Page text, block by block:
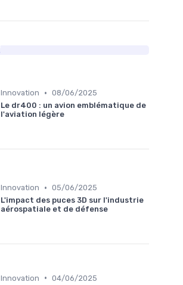
Innovation • 08/06/2025
Le dr400 : un avion emblématique de
l'aviation légère
Innovation • 05/06/2025
L'impact des puces 3D sur l'industrie
aérospatiale et de défense
Innovation • 04/06/2025